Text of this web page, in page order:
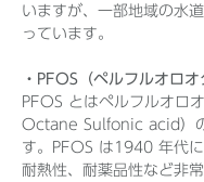
いますが、一部地域の水
っています。
・PFOS（ペルフルオロ
PFOS とはペルフルオロ
Octane Sulfonic acid）
す。PFOS は1940 年代に
耐熱性、耐薬品性など非